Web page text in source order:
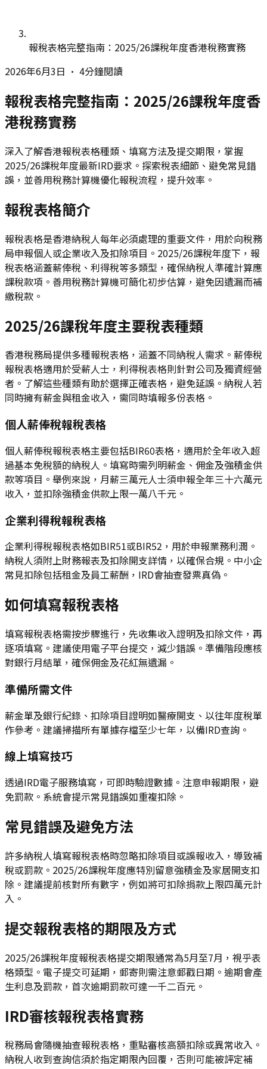
報稅表格完整指南：2025/26課稅年度香港稅務實務
2026年6月3日 • 4分鐘閱讀
報稅表格完整指南：2025/26課稅年度香
港稅務實務
深入了解香港報稅表格種類、填寫方法及提交期限，掌握
2025/26課稅年度最新IRD要求。探索稅表細節、避免常見錯
誤，並善用稅務計算機優化報稅流程，提升效率。
報稅表格簡介
報稅表格是香港納稅人每年必須處理的重要文件，用於向稅務
局申報個人或企業收入及扣除項目。2025/26課稅年度下，報
稅表格涵蓋薪俸稅、利得稅等多類型，確保納稅人準確計算應
課稅款項。善用稅務計算機可簡化初步估算，避免因遺漏而補
繳稅款。
2025/26課稅年度主要稅表種類
香港稅務局提供多種報稅表格，涵蓋不同納稅人需求。薪俸稅
報稅表格適用於受薪人士，利得稅表格則針對公司及獨資經營
者。了解這些種類有助於選擇正確表格，避免延誤。納稅人若
同時擁有薪金與租金收入，需同時填報多份表格。
個人薪俸稅報稅表格
個人薪俸稅報稅表格主要包括BIR60表格，適用於全年收入超
過基本免稅額的納稅人。填寫時需列明薪金、佣金及強積金供
款等項目。舉例來說，月薪三萬元人士須申報全年三十六萬元
收入，並扣除強積金供款上限一萬八千元。
企業利得稅報稅表格
企業利得稅報稅表格如BIR51或BIR52，用於申報業務利潤。
納稅人須附上財務報表及扣除開支詳情，以確保合規。中小企
常見扣除包括租金及員工薪酬，IRD會抽查發票真偽。
如何填寫報稅表格
填寫報稅表格需按步驟進行，先收集收入證明及扣除文件，再
逐項填寫。建議使用電子平台提交，減少錯誤。準備階段應核
對銀行月結單，確保佣金及花紅無遺漏。
準備所需文件
薪金單及銀行紀錄、扣除項目證明如醫療開支、以往年度稅單
作參考。建議掃描所有單據存檔至少七年，以備IRD查詢。
線上填寫技巧
透過IRD電子服務填寫，可即時驗證數據。注意申報期限，避
免罰款。系統會提示常見錯誤如重複扣除。
常見錯誤及避免方法
許多納稅人填寫報稅表格時忽略扣除項目或誤報收入，導致補
稅或罰款。2025/26課稅年度應特別留意強積金及家居開支扣
除。建議提前核對所有數字，例如將可扣除捐款上限四萬元計
入。
提交報稅表格的期限及方式
2025/26課稅年度報稅表格提交期限通常為5月至7月，視乎表
格類型。電子提交可延期，郵寄則需注意郵戳日期。逾期會產
生利息及罰款，首次逾期罰款可達一千二百元。
IRD審核報稅表格實務
稅務局會隨機抽查報稅表格，重點審核高額扣除或異常收入。
納稅人收到查詢信須於指定期限內回覆，否則可能被評定補